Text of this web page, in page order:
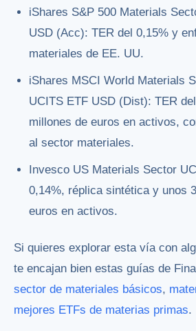
iShares S&P 500 Materials
USD (Acc): TER del 0,15% y
materiales de EE. UU.
iShares MSCI World Materials
UCITS ETF USD (Dist): TER
millones de euros en activos,
al sector materiales.
Invesco US Materials Sector
0,14%, réplica sintética y unos
euros en activos.
Si quieres explorar esta vía con
te encajan bien estas guías de
sector de materiales básicos,
mejores ETFs de materias primas.